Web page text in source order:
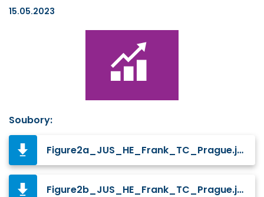
15.05.2023
Soubory:
Figure2a_JUS_HE_Frank_TC_Prague.jpg
Figure2b_JUS_HE_Frank_TC_Prague.jpg